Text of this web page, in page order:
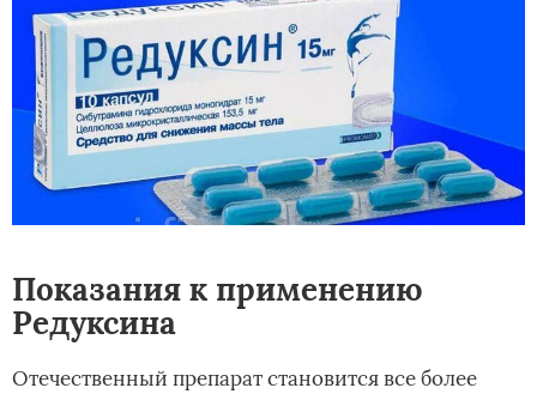
Показания к применению
Редуксина
Отечественный препарат становится все более